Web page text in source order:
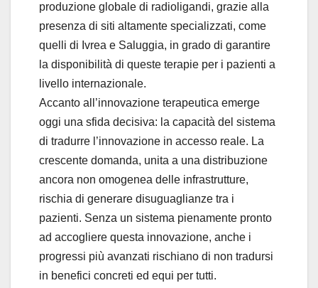
produzione globale di radioligandi, grazie alla
presenza di siti altamente specializzati, come
quelli di Ivrea e Saluggia, in grado di garantire
la disponibilità di queste terapie per i pazienti a
livello internazionale.
Accanto all’innovazione terapeutica emerge
oggi una sfida decisiva: la capacità del sistema
di tradurre l’innovazione in accesso reale. La
crescente domanda, unita a una distribuzione
ancora non omogenea delle infrastrutture,
rischia di generare disuguaglianze tra i
pazienti. Senza un sistema pienamente pronto
ad accogliere questa innovazione, anche i
progressi più avanzati rischiano di non tradursi
in benefici concreti ed equi per tutti.